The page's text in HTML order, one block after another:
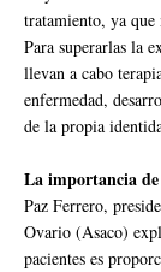
tratamiento, ya que
Para superarlas la
llevan a cabo
enfermedad,
de la propia
La importancia de
Paz Ferrero,
Ovario (Asaco)
pacientes es